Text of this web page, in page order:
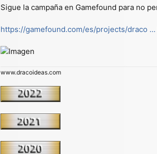
Sigue la campaña en Gamefound para no
https://gamefound.com/es/projects/draco
www.dracoideas.com